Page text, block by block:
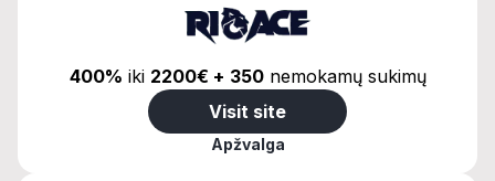
400% iki 2200€ + 350nemokamų sukimų
Visit site
Apžvalga